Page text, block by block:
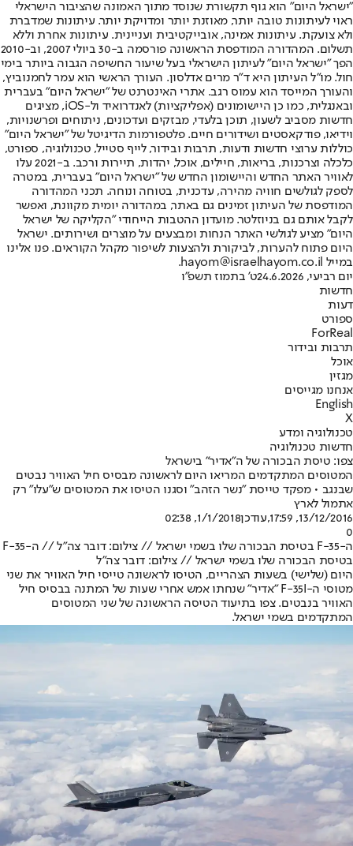
"ישראל היום" הוא גוף תקשורת שנוסד מתוך האמונה שהציבור הישראלי
ראוי לעיתונות טובה יותר, מאוזנת יותר ומדויקת יותר. עיתונות שמדברת
ולא צועקת. עיתונות אמינה, אובייקטיבית ועניינית. עיתונות אחרת וללא
תשלום. המהדורה המודפסת הראשונה פורסמה ב-30 ביולי 2007, וב-2010
הפך "ישראל היום" לעיתון הישראלי בעל שיעור החשיפה הגבוה ביותר בימי
חול. מו"ל העיתון היא ד"ר מרים אדלסון. העורך הראשי הוא עמר לחמנוביץ,
והעורך המייסד הוא עמוס רגב. אתרי האינטרנט של "ישראל היום" בעברית
ובאנגלית, כמו כן היישומונים (אפליקציות) לאנדרואיד ול-iOS, מציגים
חדשות מסביב לשעון, תוכן בלעדי, מבזקים ועדכונים, ניתוחים ופרשנויות,
וידיאו, פודקאסטים ושידורים חיים. פלטפורמות הדיגיטל של "ישראל היום"
כוללות ערוצי חדשות ודעות, תרבות ובידור, לייף סטייל, טכנולוגיה, ספורט,
כלכלה וצרכנות, בריאות, חיילים, אוכל, יהדות, תיירות ורכב. ב-2021 עלו
לאוויר האתר החדש והיישומון החדש של "ישראל היום" בעברית, במטרה
לספק לגולשים חוויה מהירה, עדכנית, בטוחה ונוחה. תכני המהדורה
המודפסת של העיתון זמינים גם באתר, במהדורה יומית מקוונת, ואפשר
לקבל אותם גם בניוזלטר. מועדון ההטבות הייחודי "הקליקה של ישראל
היום" מציע לגולשי האתר הנחות ומבצעים על מוצרים ושירותים. ישראל
היום פתוח להערות, לביקורת ולהצעות לשיפור מקהל הקוראים. פנו אלינו
במייל hayom@israelhayom.co.il.
יום רביעי, 24.6.2026
ט' בתמוז תשפ"ו
חדשות
דעות
ספורט
ForReal
תרבות ובידור
אוכל
מגזין
אנחנו מגייסים
English
X
טכנולוגיה ומדע
חדשות טכנולוגיה
צפו: טיסת הבכורה של ה"אדיר" בישראל
המטוסים המתקדמים המריאו היום לראשונה מבסיס חיל האוויר נבטים
שבנגב • מפקד טייסת "נשר הזהב" וסגנו הטיסו את המטוסים ש"עלו" רק
אתמול לארץ
13/12/2016, 17:59
,עודכן1/1/2018, 02:38
0
ה-F-35 בטיסת הבכורה שלו בשמי ישראל // צילום: דובר צה"ל // ה-F-35
בטיסת הבכורה שלו בשמי ישראל // צילום: דובר צה"ל
היום (שלישי) בשעות הצהריים, הטיסו לראשונה טייסי חיל האוויר את שני
מטוסי ה-F-35I "אדיר" שנחתו אמש אחרי שעות של המתנה בבסיס חיל
האוויר בנבטים. צפו בתיעוד הטיסה הראשונה של שני המטוסים
המתקדמים בשמי ישראל.